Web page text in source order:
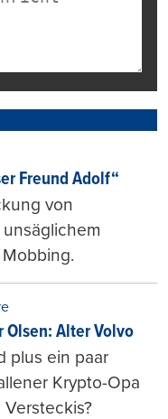
Freund Adolf“
von
Alter Volvo
plus ein paar
Krypto-Opa